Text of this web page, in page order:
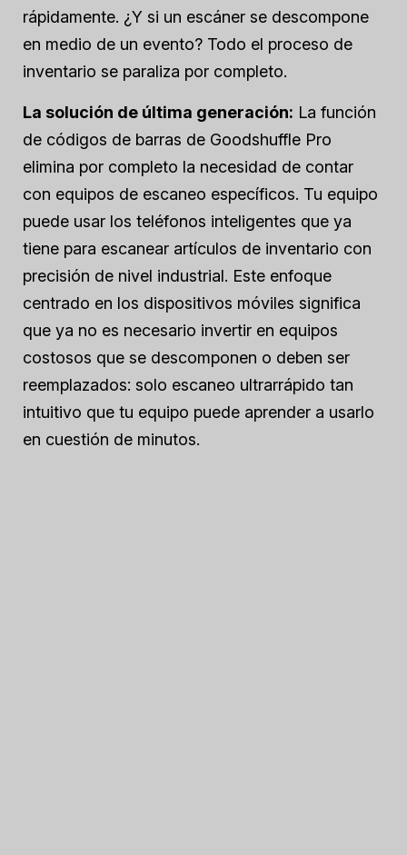
rápidamente. ¿Y si un escáner se descompone
en medio de un evento? Todo el proceso de
inventario se paraliza por completo.
La solución de última generación: La función
de códigos de barras de Goodshuffle Pro
elimina por completo la necesidad de contar
con equipos de escaneo específicos. Tu equipo
puede usar los teléfonos inteligentes que ya
tiene para escanear artículos de inventario con
precisión de nivel industrial. Este enfoque
centrado en los dispositivos móviles significa
que ya no es necesario invertir en equipos
costosos que se descomponen o deben ser
reemplazados: solo escaneo ultrarrápido tan
intuitivo que tu equipo puede aprender a usarlo
en cuestión de minutos.